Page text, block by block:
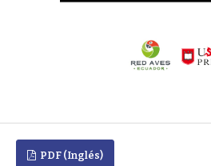
PDF (Inglés)